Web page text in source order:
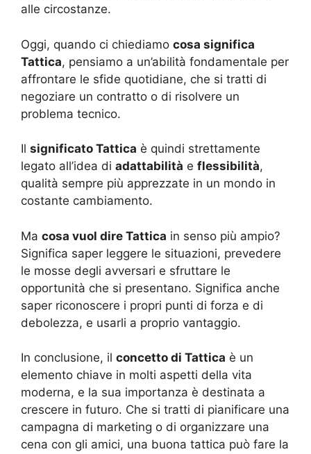
alle circostanze.
Oggi, quando ci chiediamo cosa significa
Tattica, pensiamo a un’abilità fondamentale per
affrontare le sfide quotidiane, che si tratti di
negoziare un contratto o di risolvere un
problema tecnico.
Il significato Tattica è quindi strettamente
legato all’idea di adattabilità e flessibilità,
qualità sempre più apprezzate in un mondo in
costante cambiamento.
Ma cosa vuol dire Tattica in senso più ampio?
Significa saper leggere le situazioni, prevedere
le mosse degli avversari e sfruttare le
opportunità che si presentano. Significa anche
saper riconoscere i propri punti di forza e di
debolezza, e usarli a proprio vantaggio.
In conclusione, il concetto di Tattica è un
elemento chiave in molti aspetti della vita
moderna, e la sua importanza è destinata a
crescere in futuro. Che si tratti di pianificare una
campagna di marketing o di organizzare una
cena con gli amici, una buona tattica può fare la